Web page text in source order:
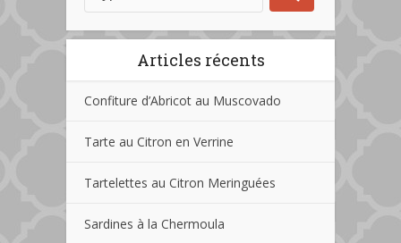
Articles récents
Confiture d’Abricot au Muscovado
Tarte au Citron en Verrine
Tartelettes au Citron Meringuées
Sardines à la Chermoula